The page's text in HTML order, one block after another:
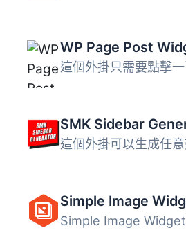
WP Page Post
SMK Sidebar
Simple Image